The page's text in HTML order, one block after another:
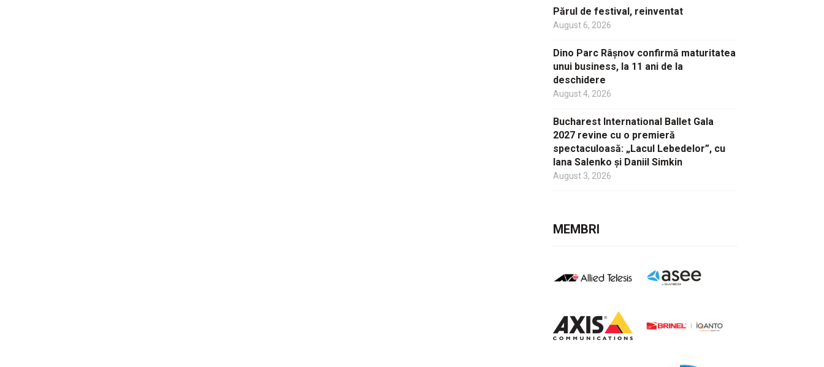
Părul de festival, reinventat
August 6, 2026
Dino Parc Râșnov confirmă maturitatea
unui business, la 11 ani de la
deschidere
August 4, 2026
Bucharest International Ballet Gala
2027 revine cu o premieră
spectaculoasă: „Lacul Lebedelor”, cu
Iana Salenko și Daniil Simkin
August 3, 2026
MEMBRI